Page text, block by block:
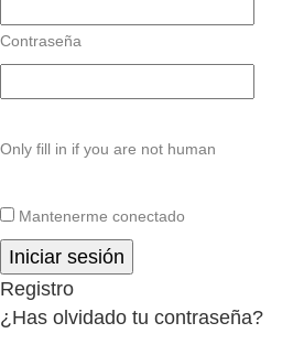
Contraseña
Only fill in if you are not human
Mantenerme conectado
Registro
¿Has olvidado tu contraseña?